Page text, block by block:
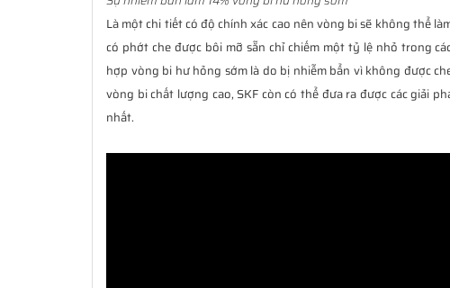
Là một chi tiết có độ chính xác cao nên vòng bi sẽ không thể
có phớt che được bôi mỡ sẵn chỉ chiếm một tỷ lệ nhỏ trong
hợp vòng bi hư hỏng sớm là do bị nhiễm bẩn vì không được
vòng bi chất lượng cao, SKF còn có thể đưa ra được các giải
nhất.